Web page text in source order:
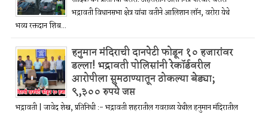
भद्रावती विधानसभा क्षेत्र यांचा वतीने आलिशान लॉन, वरोरा येथे
भव्य रक्तदान शिब...
हनुमान मंदिराची दानपेटी फोडून १० हजारांवर
डल्ला! भद्रावती पोलिसांनी रेकॉर्डवरील
आरोपीला सुमठाण्यातून ठोकल्या बेड्या;
९,३०० रुपये जप्त
भद्रावती | जावेद शेख, प्रतिनिधी :- भद्रावती शहरातील गवराळा येथील हनुमान मंदिरातील